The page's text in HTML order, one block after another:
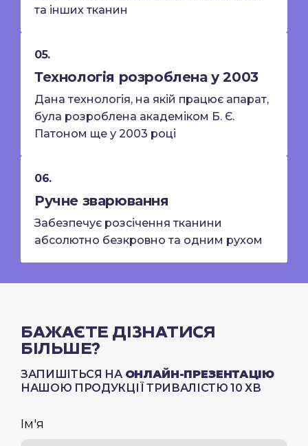
та інших тканин
05.
Технологія розроблена у 2003
Дана технологія, на якій працює апарат,
була розроблена академіком Б. Є.
Патоном ще у 2003 році
06.
Ручне зварювання
Забезпечує розсічення тканини
абсолютно безкровно та одним рухом
БАЖАЄТЕ ДІЗНАТИСЯ
БІЛЬШЕ?
ЗАПИШІТЬСЯ НА ОНЛАЙН-ПРЕЗЕНТАЦІЮ
НАШОЮ ПРОДУКЦІЇ ТРИВАЛІСТЮ 10 ХВ
Ім'я